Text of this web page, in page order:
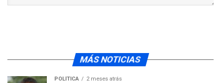
MÁS NOTICIAS
POLÍTICA 2 meses atrás